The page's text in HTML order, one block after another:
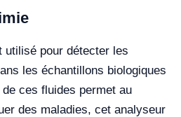
utilisé pour détecter les
les échantillons biologiques
ces fluides permet au
des maladies, cet analyseur